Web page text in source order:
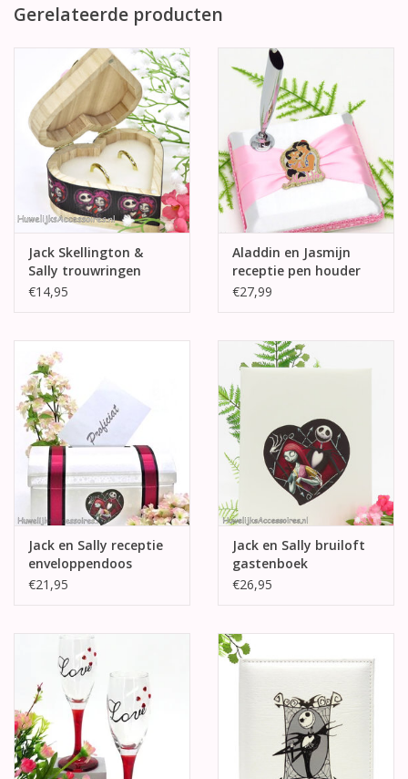
Gerelateerde producten
Jack Skellington &
Sally trouwringen
doosje
€14,95
Aladdin en Jasmijn
receptie pen houder
€27,99
Jack en Sally receptie
enveloppendoos
€21,95
Jack en Sally bruiloft
gastenboek
€26,95